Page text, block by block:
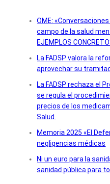
OME:
campo de la salud
EJEMPLOS
La FADSP valora la
aprovechar su
La FADSP rechaza el
se regula el
precios de los
Salud.
Memoria 2025 «El
negligencias médicas
Ni un euro para la
sanidad pública para